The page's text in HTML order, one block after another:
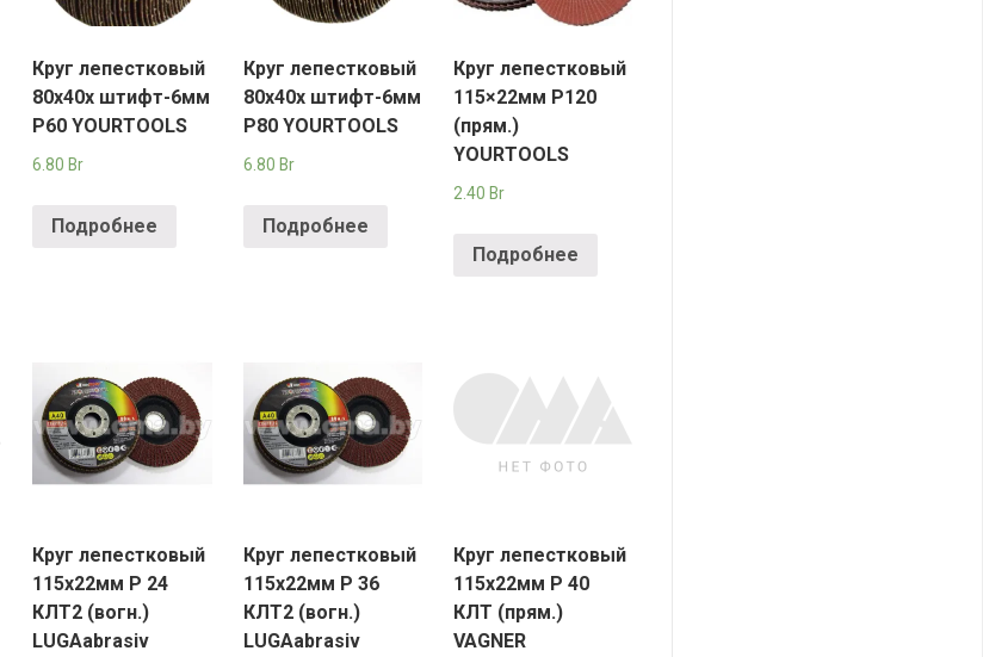
Круг лепестковый
80х40х штифт-6мм
Р60 YOURTOOLS
6.80Br
Подробнее
Круг лепестковый
80х40х штифт-6мм
Р80 YOURTOOLS
6.80 Br
Подробнее
Круг лепестковый
115×22мм P120
(прям.)
YOURTOOLS
2.40 Br
Подробнее
Круг лепестковый
115х22мм Р 24
КЛT2 (вогн.)
LUGAabrasiv
Круг лепестковый
115х22мм Р 36
КЛT2 (вогн.)
LUGAabrasiv
Круг лепестковый
115х22мм Р 40
КЛТ (прям.)
VAGNER